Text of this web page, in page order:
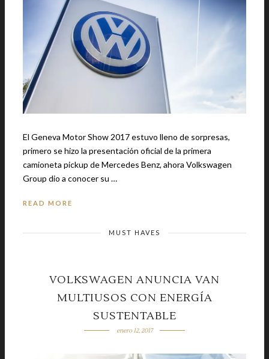
El Geneva Motor Show 2017 estuvo lleno de sorpresas,
primero se hizo la presentación oficial de la primera
camioneta pickup de Mercedes Benz, ahora Volkswagen
Group dio a conocer su …
READ MORE
MUST HAVES
VOLKSWAGEN ANUNCIA VAN
MULTIUSOS CON ENERGÍA
SUSTENTABLE
enero 12, 2017